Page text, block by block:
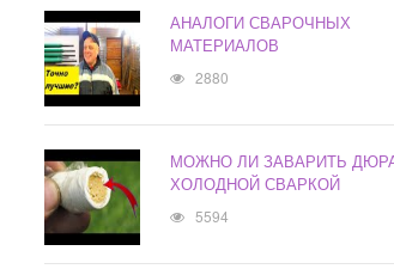
АНАЛОГИ СВАРОЧНЫХ
МАТЕРИАЛОВ
2880
МОЖНО ЛИ ЗАВАРИТЬ
ХОЛОДНОЙ СВАРКОЙ
5594